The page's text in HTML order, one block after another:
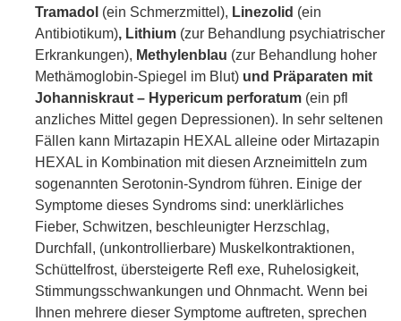
Tramadol (ein Schmerzmittel), Linezolid (ein
Antibiotikum), Lithium (zur Behandlung psychiatrischer
Erkrankungen), Methylenblau (zur Behandlung hoher
Methämoglobin-Spiegel im Blut) und Präparaten mit
Johanniskraut – Hypericum perforatum (ein pfl
anzliches Mittel gegen Depressionen). In sehr seltenen
Fällen kann Mirtazapin HEXAL alleine oder Mirtazapin
HEXAL in Kombination mit diesen Arzneimitteln zum
sogenannten Serotonin-Syndrom führen. Einige der
Symptome dieses Syndroms sind: unerklärliches
Fieber, Schwitzen, beschleunigter Herzschlag,
Durchfall, (unkontrollierbare) Muskelkontraktionen,
Schüttelfrost, übersteigerte Refl exe, Ruhelosigkeit,
Stimmungsschwankungen und Ohnmacht. Wenn bei
Ihnen mehrere dieser Symptome auftreten, sprechen